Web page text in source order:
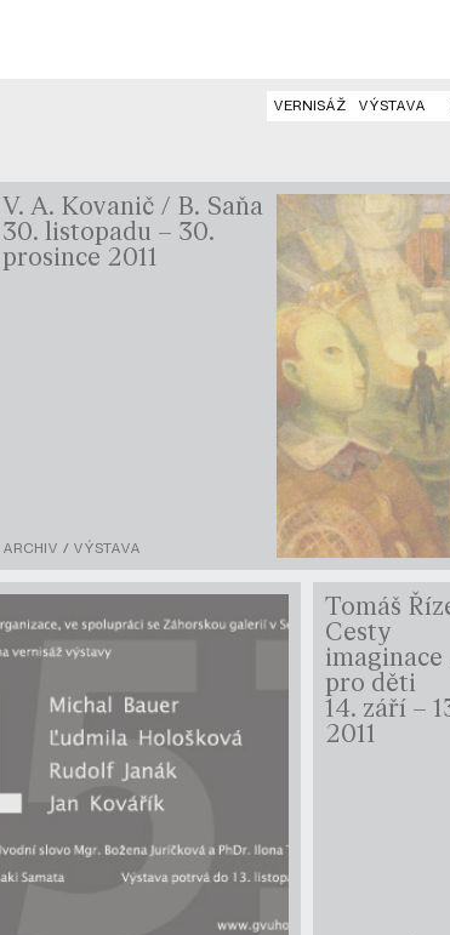
VERNISÁŽ VÝSTAVA
V. A. Kovanič / B. Saňa
30. listopadu – 30.
prosince 2011
ARCHIV / VÝSTAVA
Tomáš
Cesty
imaginace
pro děti
14. září –
2011